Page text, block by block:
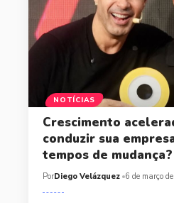
NOTÍCIAS
Crescimento
conduzir sua
tempos de mudança?
PorDiego Velázquez 6 de março